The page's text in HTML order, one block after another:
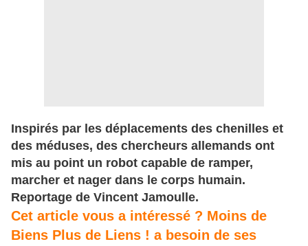
Inspirés par les déplacements des chenilles et
des méduses, des chercheurs allemands ont
mis au point un robot capable de ramper,
marcher et nager dans le corps humain.
Reportage de Vincent Jamoulle.
Cet article vous a intéressé ? Moins de
Biens Plus de Liens ! a besoin de ses